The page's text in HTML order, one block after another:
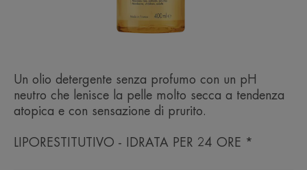
Un olio detergente senza profumo con un pH
neutro che lenisce la pelle molto secca a tendenza
atopica e con sensazione di prurito.
LIPORESTITUTIVO - IDRATA PER 24 ORE *